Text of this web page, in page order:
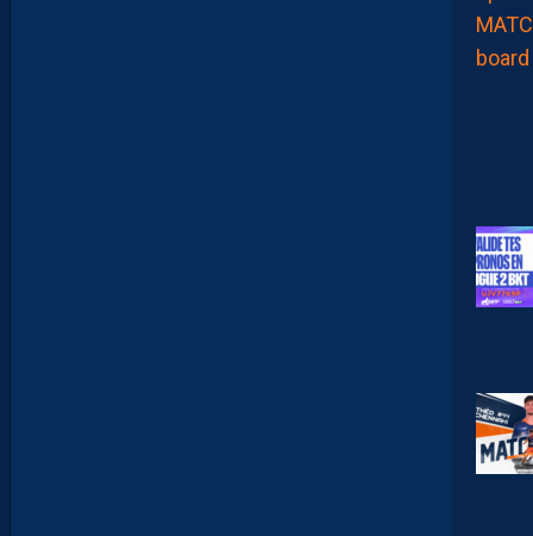
B
É
U
R
D
I
J
O
S
C
O
N
T
R